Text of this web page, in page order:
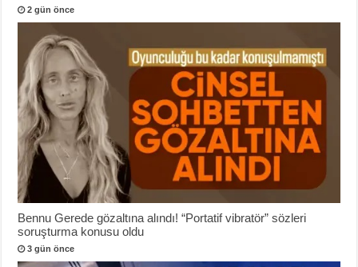
2 gün önce
Bennu Gerede gözaltına alındı! “Portatif vibratör” sözleri
soruşturma konusu oldu
3 gün önce